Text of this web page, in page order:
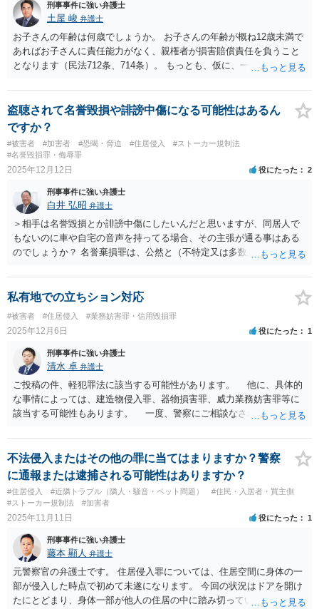
刑事事件に強い弁護士
土屋 峻 弁護士
お子さんの年齢は何歳でしょうか。 お子さんの年齢が概ね12歳未満で
あればお子さんに責任能力がなく、親権者が損害賠償責任を負うこと
となります（民法712条、714条）。 もっとも、仮に、一定程度の損害
を主張できるのではないか、と考えます（国税庁のホームページに公
開されている回答集を参照すると、野球場などの人工芝の表層部分に
ついて耐用年数は10年とされています（減価償却資産の耐用年数等に
関する省令別表第1の「構築物」の「合成樹脂造のもの」）。）。 い
ずれにしても、本件では、事実関係の認識に相違があるとのことなの
で、弁護士に相談されることをお勧めします。
盗聴されて名誉毀損や誹謗中傷になる可能性はあるん
ですか？
#被害者 #加害者 #恐喝・脅迫 #住居侵入
#ストーカー規制法
#名誉毀損罪・侮辱罪
2025年12月12日 役にたった 2
刑事事件に強い弁護士
白井 弘昭 弁護士
＞相手は名誉毀損とか誹謗中傷にしたいんだと思いますが、同居人で
もないのに車や自宅の音声を持ってる場合、その主張が通る事はある
のでしょうか？ 名誉棄損罪は、公然と（不特定又は多数人の前で）相
どプライベートな場所での発言は公然性の要件を充たしませんので、
名誉棄損罪に問われることはないでしょう。侮辱罪も公然性の要件が
必要ですので、成立しません。 ＞家や車などプライベートな場所で話
した愚痴で私も悪いという話になる可能性はありますか？ ならないで
す。民事上の請求の対象にもならないでしょう。 現状、何らかの証拠
が無いと警察は動かないことが多いです。付きまといの証拠は警察に
示したでしょうか。 盗聴器が設置されている可能性があるのでした
ら、それが発見できればさらに有力な証拠になりますね。 以上、ご参
考まで。
私有地での立ちション対応
#被害者 #住居侵入 #業務妨害罪・信用毀損罪
2025年12月6日 役にたった 1
刑事事件に強い弁護士
清水 卓 弁護士
ご投稿の件、軽犯罪法に該当する可能性があります。 他に、具体的
な事情によっては、建造物侵入罪、器物損害罪、威力業務妨害罪等に
該当する可能性もあります。 一度、警察にご相談なされてみてもよ
為に該当する可能性があり、清掃費等の生じた損害の賠償を対象者に
求めることはできるかもしれません）。 【参考】軽犯罪法 第一
条 左の各号の一に該当する者は、これを拘留又は科料に処する。 二
十六 街路又は公園その他公衆の集合する場所で、たんつばを吐き、
又は大小便をし、若しくはこれをさせた者
不法侵入またはその他の罪に当てはまりますか？警察
に通報または逮捕される可能性はありますか？
#住居侵入 #近隣トラブル（隣人・騒音・ペット問題）
#住民・入居者・買主側
#ストーカー規制法
#加害者
2025年11月11日 役にたった 1
刑事事件に強い弁護士
藤本 顯人 弁護士
元警察官の弁護士です。 住居侵入罪については、住居空間に身体の一
部が侵入した時点で初めて未遂になります。 今回の状況はドアを開け
たにとどまり、身体一部が他人の住居の中に踏み切っていないことか